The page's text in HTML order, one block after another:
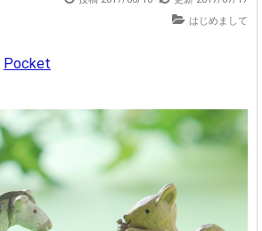
はじめまして
Pocket